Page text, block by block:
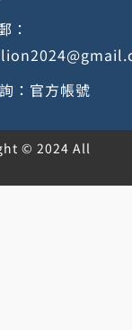
：
：官方帳號
© 2024 All